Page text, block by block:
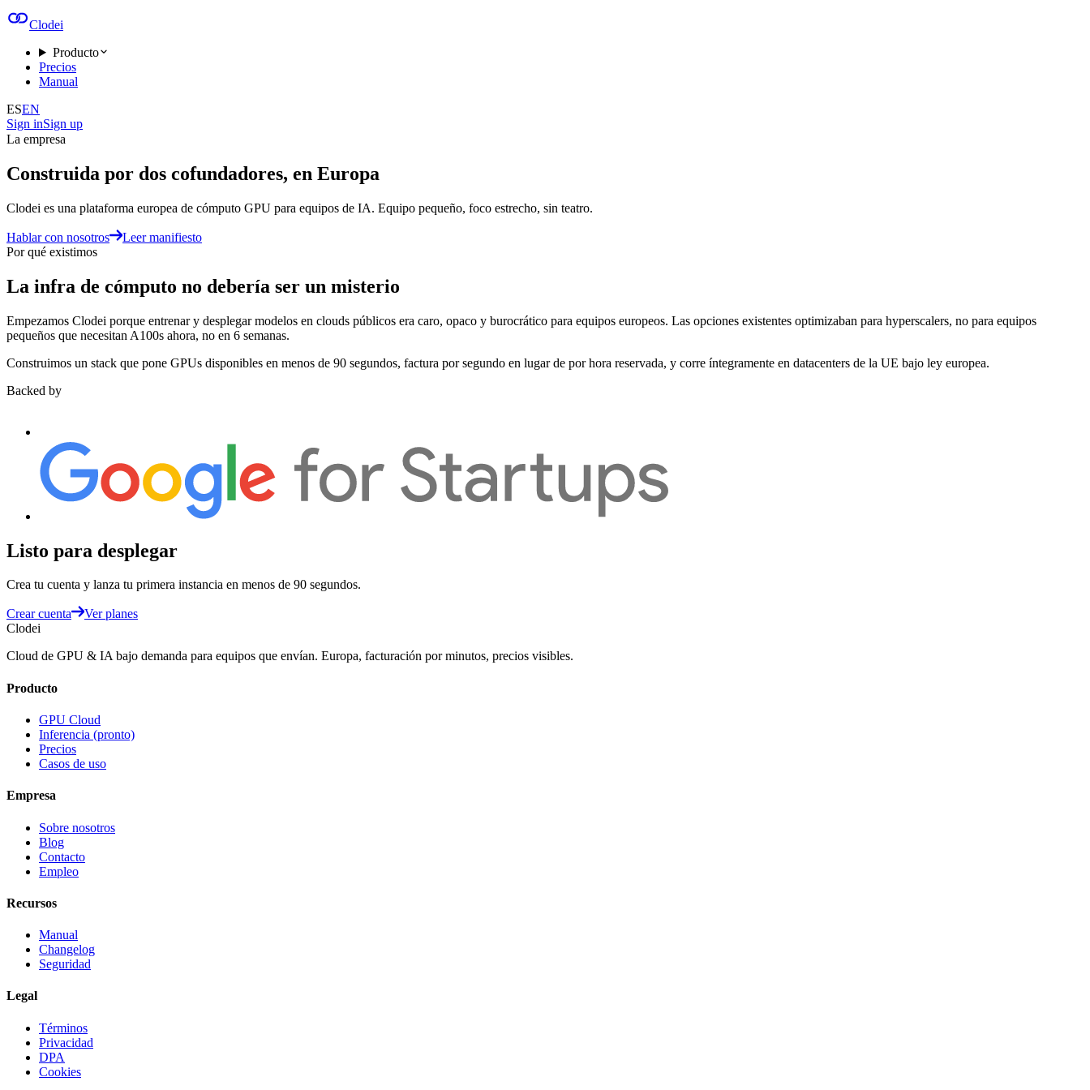
Clodei
Producto
Precios
Manual
ESEN
Sign inSign up
La empresa
Construida por dos cofundadores, en Europa
Clodei es una plataforma europea de cómputo GPU para equipos de IA. Equipo pequeño, foco estrecho, sin teatro.
Hablar con nosotros
Leer manifiesto
Por qué existimos
La infra de cómputo no debería ser un misterio
Empezamos Clodei porque entrenar y desplegar modelos en clouds públicos era caro, opaco y burocrático para equipos europeos. Las opciones existentes optimizaban para hyperscalers, no para equipos
pequeños que necesitan A100s ahora, no en 6 semanas.
Construimos un stack que pone GPUs disponibles en menos de 90 segundos, factura por segundo en lugar de por hora reservada, y corre íntegramente en datacenters de la UE bajo ley europea.
Backed by
Listo para desplegar
Crea tu cuenta y lanza tu primera instancia en menos de 90 segundos.
Crear cuenta
Ver planes
Clodei
Cloud de GPU & IA bajo demanda para equipos que envían. Europa, facturación por minutos, precios visibles.
Producto
GPU Cloud
Inferencia (pronto)
Precios
Casos de uso
Empresa
Sobre nosotros
Blog
Contacto
Empleo
Recursos
Manual
Changelog
Seguridad
Legal
Términos
Privacidad
DPA
Cookies